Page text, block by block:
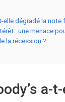
elle dégradé la note
: une menace
la récession ?
a-